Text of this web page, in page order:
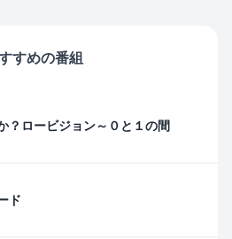
すめの番組
？ロービジョン～０と１の間
ド